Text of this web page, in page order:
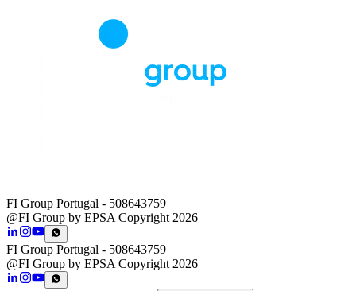
FI Group Portugal - 508643759
@FI Group by EPSA Copyright 2026
FI Group Portugal - 508643759
@FI Group by EPSA Copyright 2026